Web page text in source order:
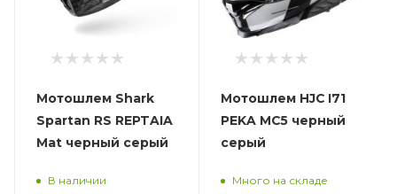
Мотошлем Shark
Spartan RS REPTAIA
Mat черный серый
В наличии
Мотошлем HJC I71
PEKA MC5 черный
серый
Много на складе